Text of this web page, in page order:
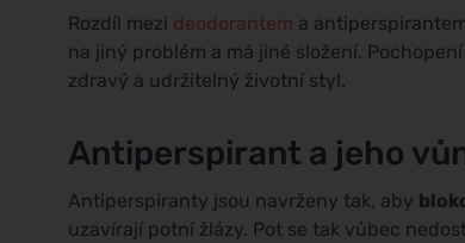
Rozdíl mezi deodorantem a
na jiný problém a má jiné složení.
zdravý a udržitelný životní styl.
Antiperspirant a jeho
Antiperspiranty jsou navrženy tak, aby
uzavírají potní žlázy. Pot se tak vůbec